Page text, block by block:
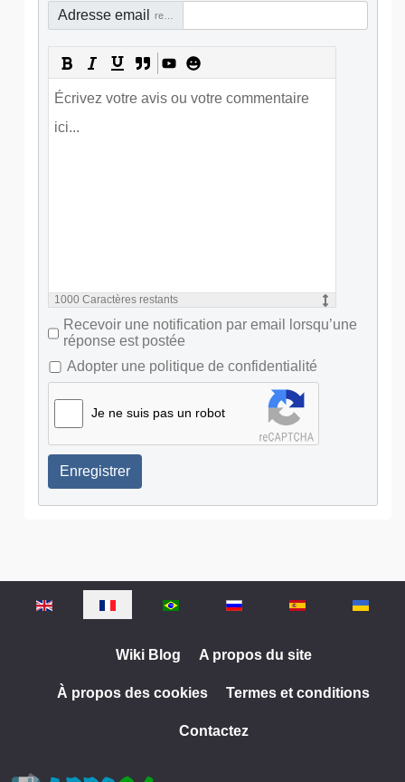
Adresse email
1000 Caractères restants
Recevoir une notification par email lorsqu’une
réponse est postée
Adopter une politique de confidentialité
Je ne suis pas un robot
Enregistrer
Sélectionnez votre langue
Wiki Blog A propos du site
À propos des cookies Termes et conditions
Contactez